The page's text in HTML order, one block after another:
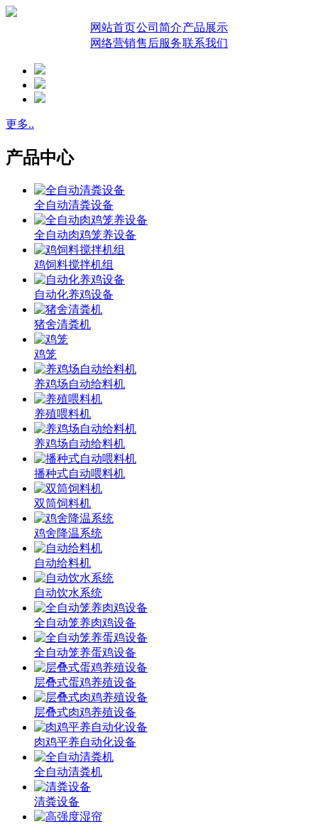
网站首页公司简介产品展示
网络营销售后服务联系我们
更多..
产品中心
全自动清粪设备
全自动肉鸡笼养设备
鸡饲料搅拌机组
自动化养鸡设备
猪舍清粪机
鸡笼
养鸡场自动给料机
养殖喂料机
养鸡场自动给料机
播种式自动喂料机
双筒饲料机
鸡舍降温系统
自动给料机
自动饮水系统
全自动笼养肉鸡设备
全自动笼养蛋鸡设备
层叠式蛋鸡养殖设备
层叠式肉鸡养殖设备
肉鸡平养自动化设备
全自动清粪机
清粪设备